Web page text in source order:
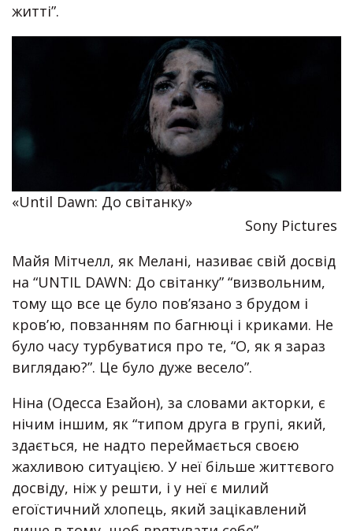
житті”.
«Until Dawn: До світанку»
Sony Pictures
Майя Мітчелл, як Мелані, називає свій досвід
на “UNTIL DAWN: До світанку” “визвольним,
тому що все це було пов’язано з брудом і
кров’ю, повзанням по багнюці і криками. Не
було часу турбуватися про те, “О, як я зараз
виглядаю?”. Це було дуже весело”.
Ніна (Одесса Езайон), за словами акторки, є
нічим іншим, як “типом друга в групі, який,
здається, не надто переймається своєю
жахливою ситуацією. У неї більше життєвого
досвіду, ніж у решти, і у неї є милий
егоїстичний хлопець, який зацікавлений